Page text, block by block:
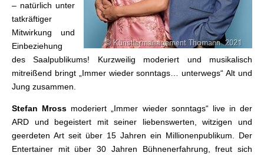
– natürlich unter
tatkräftiger
Mitwirkung und
Einbeziehung
des Saalpublikums! Kurzweilig moderiert und musikalisch
mitreißend bringt „Immer wieder sonntags… unterwegs“ Alt und
Jung zusammen.
Stefan Mross moderiert „Immer wieder sonntags“ live in der
ARD und begeistert mit seiner liebenswerten, witzigen und
geerdeten Art seit über 15 Jahren ein Millionenpublikum. Der
Entertainer mit über 30 Jahren Bühnenerfahrung, freut sich